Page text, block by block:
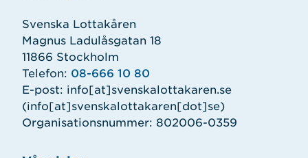
Svenska Lottakåren
Magnus Ladulåsgatan 18
11866 Stockholm
Telefon: 08-666 10 80
E-post: info[at]svenskalottakaren.se
(info[at]svenskalottakaren[dot]se)
Organisationsnummer: 802006-0359